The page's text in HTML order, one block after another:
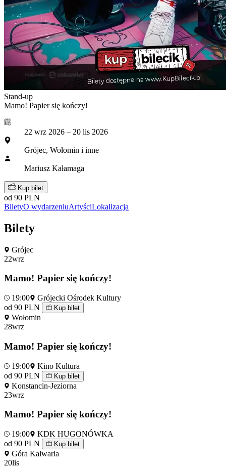
Stand-up
Mamo! Papier się kończy!
22 wrz 2026 – 20 lis 2026
Grójec, Wołomin i inne
Mariusz Kałamaga
Kup bilet
od 90 PLN
BiletyO wydarzeniuArtyściLokalizacja
Bilety
Grójec
22wrz
Mamo! Papier się kończy!
19:00
Grójecki Ośrodek Kultury
od 90 PLN
Kup bilet
Wołomin
28wrz
Mamo! Papier się kończy!
19:00
Kino Kultura
od 90 PLN
Kup bilet
Konstancin-Jeziorna
23wrz
Mamo! Papier się kończy!
19:00
KDK HUGONÓWKA
od 90 PLN
Kup bilet
Góra Kalwaria
20lis